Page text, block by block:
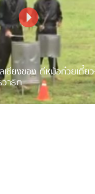
เชียงของ ตีหม้อก๋วยเตี๋ย
าธิต